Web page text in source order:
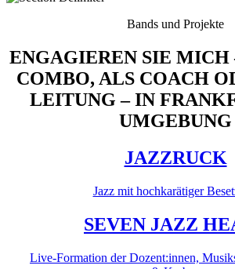
Bands und Projekte
ENGAGIEREN SIE
COMBO, ALS COACH
LEITUNG – IN
UMGEBUNG
JAZZRUCK
Jazz mit hochkarätiger
SEVEN JAZZ
Live-Formation der Dozent:innen,